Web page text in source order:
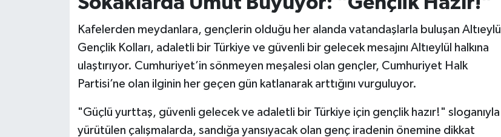
Kafelerden meydanlara, gençlerin olduğu her alanda vatandaşlarla buluşan Altıeylül
Gençlik Kolları, adaletli bir Türkiye ve güvenli bir gelecek mesajını Altıeylül halkına
ulaştırıyor. Cumhuriyet’in sönmeyen meşalesi olan gençler, Cumhuriyet Halk
Partisi’ne olan ilginin her geçen gün katlanarak arttığını vurguluyor.
"Güçlü yurttaş, güvenli gelecek ve adaletli bir Türkiye için gençlik hazır!" sloganıyla
yürütülen çalışmalarda, sandığa yansıyacak olan genç iradenin önemine dikkat